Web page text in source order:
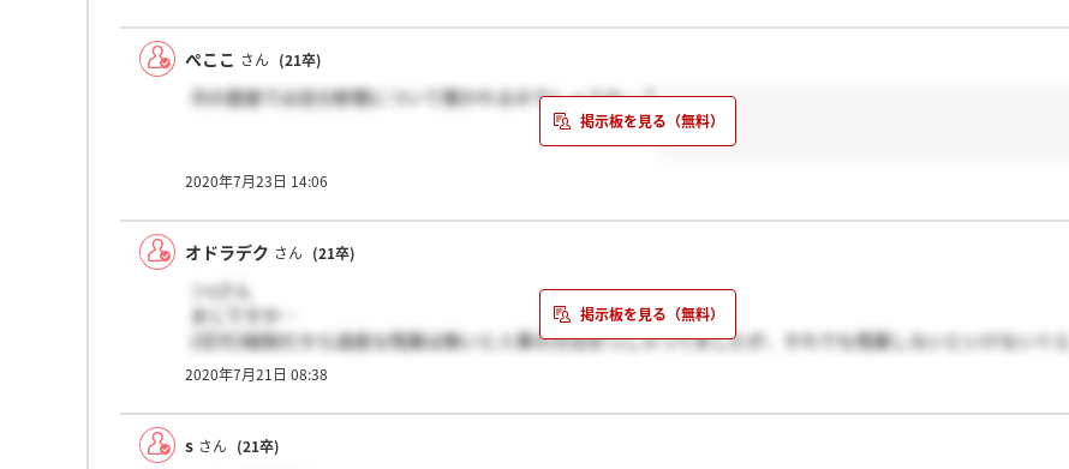
ぺここ さん (21卒)
次の面接では自分新聞について聞かれるのでしょうか…？
2020年7月23日 14:06
オドラデク さん (21卒)
＞sさん
まじですか…
2交代3組制だから過度な残業は無いと人事の方はおっしゃってましたが、それでも残業しないといけないぐら
い仕事があるということですかね…
2020年7月21日 08:38
s さん (21卒)